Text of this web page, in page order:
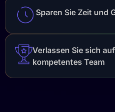
Sparen Sie Zeit und
Verlassen Sie sich
kompetentes Team